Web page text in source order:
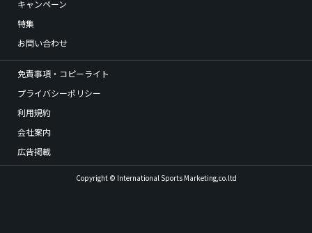
キャンペーン
特集
お問い合わせ
免責事項・コピーライト
プライバシーポリシー
利用規約
会社案内
広告掲載
Copyright © International Sports Marketing,co.ltd